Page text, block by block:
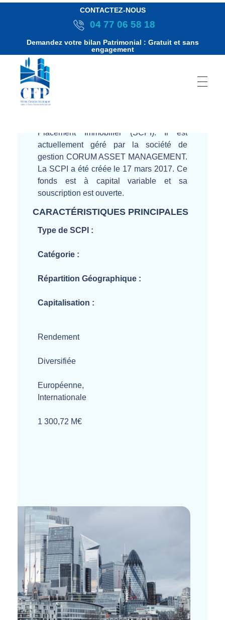
CONTACTEZ-NOUS
04 77 06 58 18
Demandez votre bilan Patrimonial : Gratuit et sans
engagement
Placement Immobilier (SCPI). Il est
actuellement géré par la société de
gestion CORUM ASSET MANAGEMENT.
La SCPI a été créée le 17 mars 2017. Ce
fonds est à capital variable et sa
souscription est ouverte.
CARACTÉRISTIQUES PRINCIPALES
Type de SCPI :
Catégorie :
Répartition Géographique :
Capitalisation :
Rendement
Diversifiée
Européenne,
Internationale
1 300,72 M€